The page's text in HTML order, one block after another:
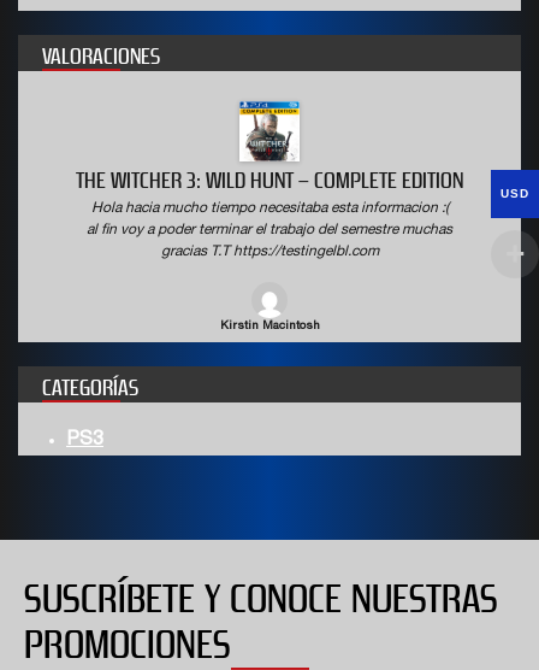
VALORACIONES
THE WITCHER 3: WILD HUNT – COMPLETE EDITION
Hola hacia mucho tiempo necesitaba esta informacion :(
al fin voy a poder terminar el trabajo del semestre muchas
gracias T.T https://testingelbl.com
Kirstin Macintosh
CATEGORÍAS
PS3
SUSCRÍBETE Y CONOCE NUESTRAS
PROMOCIONES
USD